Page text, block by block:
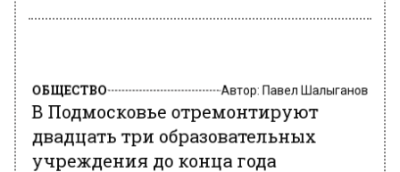
В Подмосковье отремонтируют
двадцать три образовательных
учреждения до конца года